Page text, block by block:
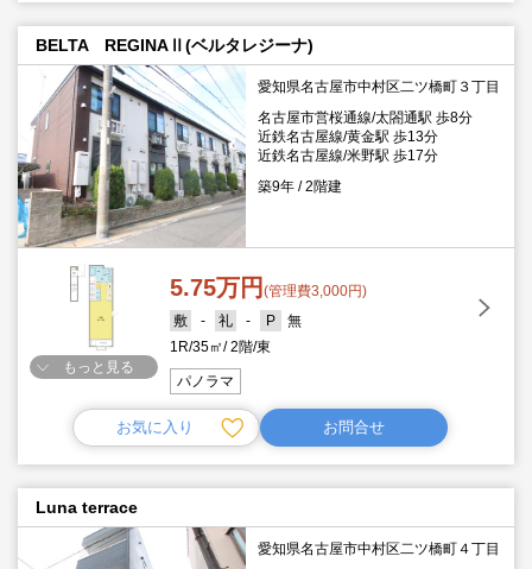
BELTA REGINAⅡ(ベルタレジーナ)
愛知県名古屋市中村区二ツ橋町３丁目
名古屋市営桜通線/太閤通駅 歩8分
近鉄名古屋線/黄金駅 歩13分
近鉄名古屋線/米野駅 歩17分
築9年
2階建
もっと見る
2階 東
5.75万円(管理費3,000円)
-
-
1R 35㎡
無
パノラマ
お気に入り お問合せ
Luna terrace
愛知県名古屋市中村区二ツ橋町４丁目